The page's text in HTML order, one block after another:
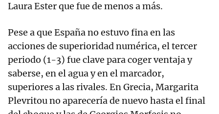
Laura Ester que fue de menos a más.
Pese a que España no estuvo fina en las
acciones de superioridad numérica, el tercer
periodo (1-3) fue clave para coger ventaja y
saberse, en el agua y en el marcador,
superiores a las rivales. En Grecia, Margarita
Plevritou no aparecería de nuevo hasta el final